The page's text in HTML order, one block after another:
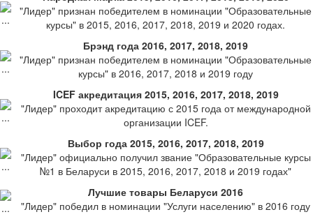
"Лидер" признан победителем в номинации "Образовательные
курсы" в 2015, 2016, 2017, 2018, 2019 и 2020 годах.
Брэнд года 2016, 2017, 2018, 2019
"Лидер" признан победителем в номинации "Образовательные
курсы" в 2016, 2017, 2018 и 2019 году
ICEF акредитация 2015, 2016, 2017, 2018, 2019
"Лидер" проходит акредитацию с 2015 года от международной
организации ICEF.
Выбор года 2015, 2016, 2017, 2018, 2019
"Лидер" официально получил звание "Образовательные курсы
№1 в Беларуси в 2015, 2016, 2017, 2018 и 2019 годах"
Лучшие товары Беларуси 2016
"Лидер" победил в номинации "Услуги населению" в 2016 году